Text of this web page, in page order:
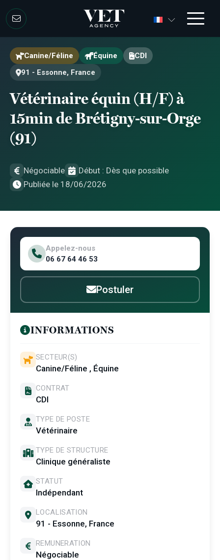
Canine/Féline Équine
CDI
91 - Essonne, France
Vétérinaire équin (H/F) à
15min de Brétigny-sur-Orge
(91)
Négociable
Début : Dès que possible
Publiée le 18/06/2026
Appelez-nous
06 67 64 46 53
Postuler
INFORMATIONS
SECTEUR(S)
Canine/Féline , Équine
CONTRAT
CDI
TYPE DE POSTE
Vétérinaire
TYPE DE STRUCTURE
Clinique généraliste
STATUT
Indépendant
LOCALISATION
91 - Essonne, France
REMUNERATION
Négociable